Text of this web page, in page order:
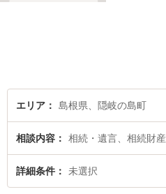
エリア 島根県、隠岐の島町
相談内容 相続・遺言、相続財
詳細条件 未選択